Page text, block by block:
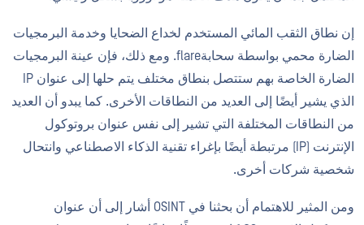
إن نطاق الثقب المائي المستخدم لخداع الضحايا وخدمة البرمجيات
الضارة محمي بواسطة سحابةflare. ومع ذلك، فإن عينة البرمجيات
الضارة الخاصة بهم ستتصل بنطاق مختلف يتم حلها إلى عنوان IP
الذي يشير أيضًا إلى العديد من النطاقات الأخرى. كما يبدو أن العديد
من النطاقات المختلفة التي تشير إلى نفس عنوان بروتوكول
الإنترنت (IP) مرتبطة أيضًا بإغراء تقنية الذكاء الاصطناعي وانتحال
شخصية شركات أخرى.
ومن المثير للاهتمام أن بحثنا في OSINT أشار إلى أن عنوان